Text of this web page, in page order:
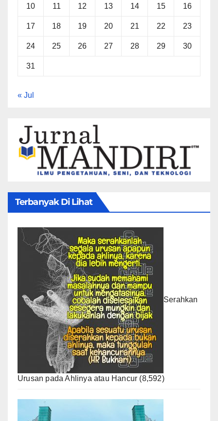
10 11 12 13 14 15 16
17 18 19 20 21 22 23
24 25 26 27 28 29 30
31
« Jul
Terbanyak Di Lihat
Serahkan
Urusan pada Ahlinya atau Hancur (8,592)